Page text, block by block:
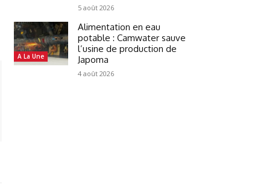
5 août 2026
A La Une
Alimentation en eau
potable : Camwater sauve
l’usine de production de
Japoma
4 août 2026